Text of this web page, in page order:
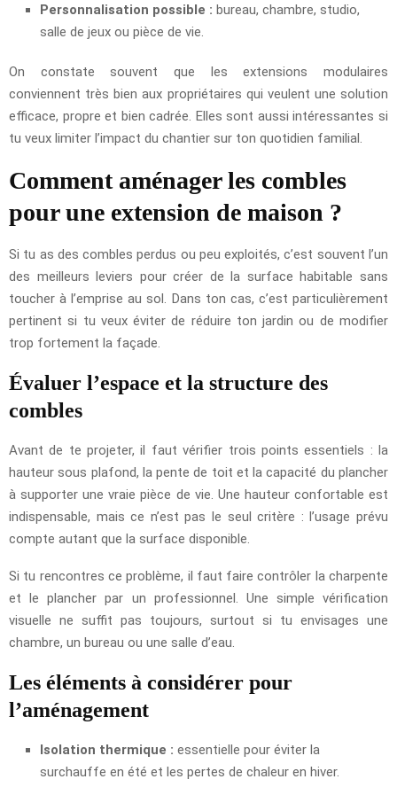
Personnalisation possible : bureau, chambre, studio,
salle de jeux ou pièce de vie.
On constate souvent que les extensions modulaires
conviennent très bien aux propriétaires qui veulent une solution
efficace, propre et bien cadrée. Elles sont aussi intéressantes si
tu veux limiter l’impact du chantier sur ton quotidien familial.
Comment aménager les combles
pour une extension de maison ?
Si tu as des combles perdus ou peu exploités, c’est souvent l’un
des meilleurs leviers pour créer de la surface habitable sans
toucher à l’emprise au sol. Dans ton cas, c’est particulièrement
pertinent si tu veux éviter de réduire ton jardin ou de modifier
trop fortement la façade.
Évaluer l’espace et la structure des
combles
Avant de te projeter, il faut vérifier trois points essentiels : la
hauteur sous plafond, la pente de toit et la capacité du plancher
à supporter une vraie pièce de vie. Une hauteur confortable est
indispensable, mais ce n’est pas le seul critère : l’usage prévu
compte autant que la surface disponible.
Si tu rencontres ce problème, il faut faire contrôler la charpente
et le plancher par un professionnel. Une simple vérification
visuelle ne suffit pas toujours, surtout si tu envisages une
chambre, un bureau ou une salle d’eau.
Les éléments à considérer pour
l’aménagement
Isolation thermique : essentielle pour éviter la
surchauffe en été et les pertes de chaleur en hiver.